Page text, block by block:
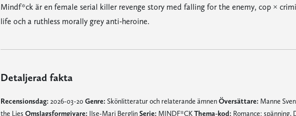
Mindf*ck är en female serial killer revenge story med falling for the enemy, cop ×
life och a ruthless morally grey anti-heroine.
Detaljerad fakta
Recensionsdag: 2026-03-20 Genre: Skönlitteratur och relaterande ämnenÖversättare: Manne
the Lies Omslagsformgivare: Ilse-Mari BerglinSerie: MINDF*CKThema-kod: Romance: spänning,